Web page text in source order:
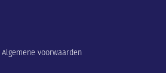
Algemene voorwaarden